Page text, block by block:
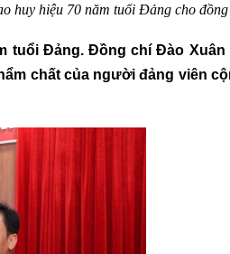
huy hiệu 70 năm tuổi Đảng cho
Đảng. Đồng chí Đào Xuân
chất của người đảng viên